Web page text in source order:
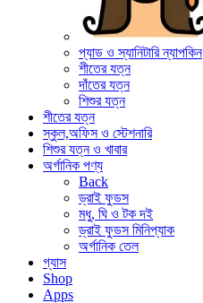
প্যাড ও স্যানিটারি ন্যাপকিন
শীতের যত্ন
দাঁতের যত্ন
শিশুর যত্ন
শীতের যত্ন
স্কুল,অফিস ও স্টেশনারি
শিশুর যত্ন ও খাবার
অর্গানিক পণ্য
Back
ড্রাই ফুডস
মধু, ঘি ও টক দই
ড্রাই ফুডস মিনিপ্যাক
অর্গানিক তেল
গ্যাস
Shop
Apps